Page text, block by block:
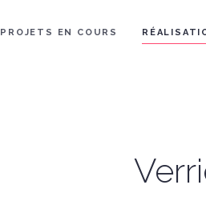
PROJETS EN COURS